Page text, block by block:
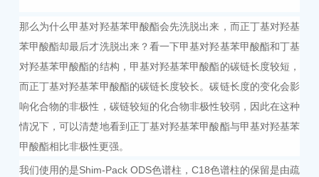
那么为什么甲基对羟基苯甲酸酯会先洗脱出来，而正丁基对羟基
苯甲酸酯却最后才洗脱出来？看一下甲基对羟基苯甲酸酯和丁基
对羟基苯甲酸酯的结构，甲基对羟基苯甲酸酯的碳链长度较短，
而正丁基对羟基苯甲酸酯的碳链长度较长。碳链长度的变化会影
响化合物的非极性，碳链较短的化合物非极性较弱，因此在这种
情况下，可以清楚地看到正丁基对羟基苯甲酸酯与甲基对羟基苯
甲酸酯相比非极性更强。
我们使用的是Shim-Pack ODS色谱柱，C18色谱柱的保留是由疏